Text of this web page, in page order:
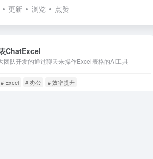
更新 浏览 点赞
ChatExcel
团队开发的通过聊天来操作Excel表格的AI工具
# Excel # 办公 # 效率提升